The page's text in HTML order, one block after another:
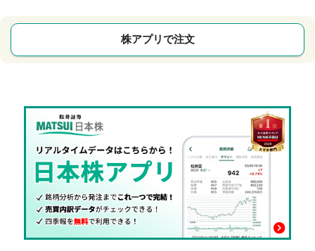
株アプリで注文